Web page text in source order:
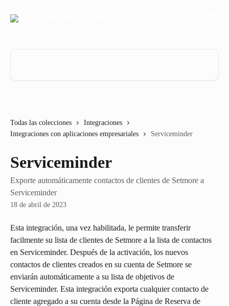
Todas las colecciones
Integraciones
Integraciones con aplicaciones empresariales
Serviceminder
Serviceminder
Exporte automáticamente contactos de clientes de Setmore a
Serviceminder
18 de abril de 2023
Esta integración, una vez habilitada, le permite transferir
facilmente su lista de clientes de Setmore a la lista de contactos
en Serviceminder. Después de la activación, los nuevos
contactos de clientes creados en su cuenta de Setmore se
enviarán automáticamente a su lista de objetivos de
Serviceminder. Esta integración exporta cualquier contacto de
cliente agregado a su cuenta desde la Página de Reserva de